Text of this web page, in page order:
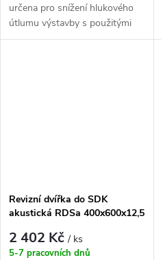
určena pro snížení hlukového
útlumu výstavby s použitými
akustickými deskami. Skládají
Revizní dvířka do SDK
akustická RDSa 400x600x12,5
2 402 Kč/ ks
5-7 pracovních dnů